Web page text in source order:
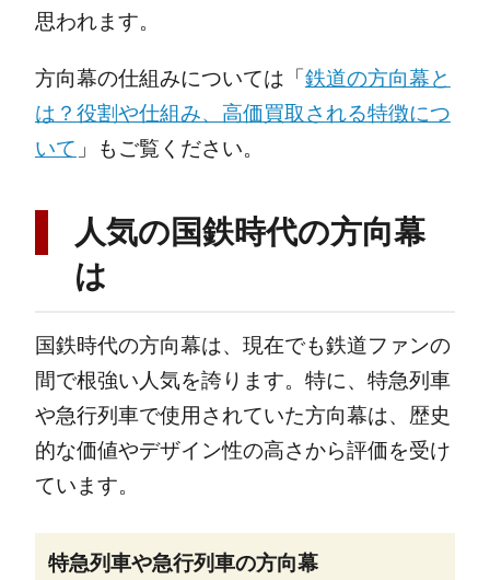
思われます。
方向幕の仕組みについては「鉄道の方向幕と
は？役割や仕組み、高価買取される特徴につ
いて 」もご覧ください。
人気の国鉄時代の方向幕
は
国鉄時代の方向幕は、現在でも鉄道ファンの
間で根強い人気を誇ります。特に、特急列車
や急行列車で使用されていた方向幕は、歴史
的な価値やデザイン性の高さから評価を受け
ています。
特急列車や急行列車の方向幕